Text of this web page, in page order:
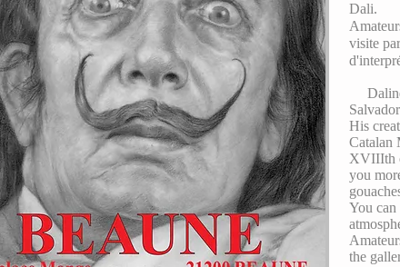
Dali.
visite
His
Catalan
XVIIIth
you
You can
the